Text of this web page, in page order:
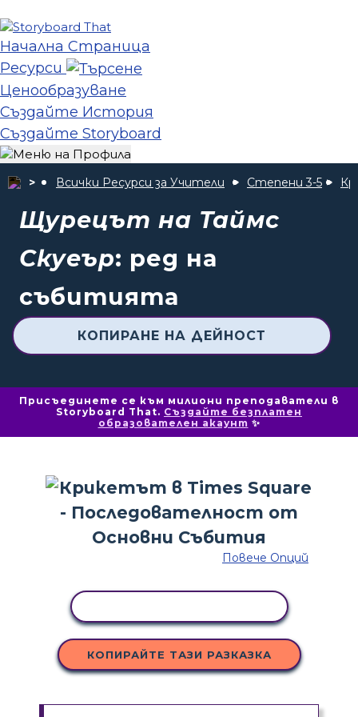
Начална Страница
Ресурси
Ценообразуване
Създайте История
Създайте Storyboard
Всички Ресурси за Учители Степени 3-5
Щурецът на Таймс
Скуеър: ред на
събитията
КОПИРАНЕ НА ДЕЙНОСТ
Присъединете се към милиони преподаватели в
Storyboard That. Създайте безплатен
образователен акаунт ✨
Повече Опций
КОПИРАЙТЕ ТАЗИ РАЗКАЗКА